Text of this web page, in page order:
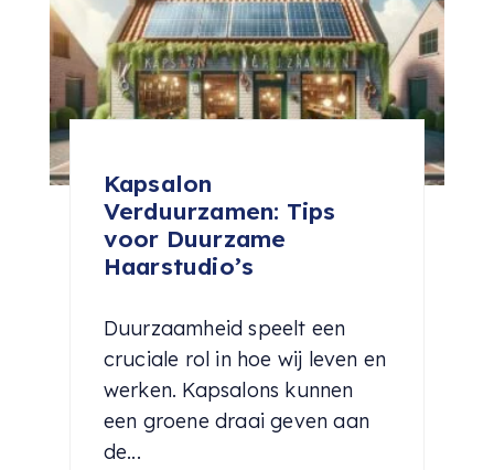
Kapsalon
Verduurzamen: Tips
voor Duurzame
Haarstudio’s
Duurzaamheid speelt een
cruciale rol in hoe wij leven en
werken. Kapsalons kunnen
een groene draai geven aan
de...